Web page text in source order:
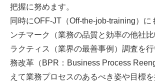
把握に努めます。
同時にOFF-JT（Off-the-job-training）に
ンチマーク（業務の品質と効率の他社
ラクティス（業界の最善事例）調査を
務改革（BPR：Business Process
えて業務プロセスのあるべき姿や目標